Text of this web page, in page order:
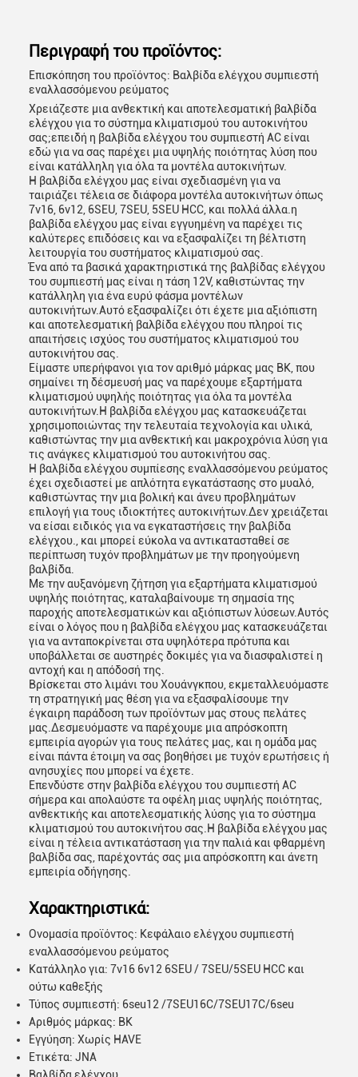
Περιγραφή του προϊόντος:
Επισκόπηση του προϊόντος: Βαλβίδα ελέγχου συμπιεστή
εναλλασσόμενου ρεύματος
Χρειάζεστε μια ανθεκτική και αποτελεσματική βαλβίδα
ελέγχου για το σύστημα κλιματισμού του αυτοκινήτου
σας;επειδή η βαλβίδα ελέγχου του συμπιεστή AC είναι
εδώ για να σας παρέχει μια υψηλής ποιότητας λύση που
είναι κατάλληλη για όλα τα μοντέλα αυτοκινήτων.
Η βαλβίδα ελέγχου μας είναι σχεδιασμένη για να
ταιριάζει τέλεια σε διάφορα μοντέλα αυτοκινήτων όπως
7v16, 6v12, 6SEU, 7SEU, 5SEU HCC, και πολλά άλλα.η
βαλβίδα ελέγχου μας είναι εγγυημένη να παρέχει τις
καλύτερες επιδόσεις και να εξασφαλίζει τη βέλτιστη
λειτουργία του συστήματος κλιματισμού σας.
Ένα από τα βασικά χαρακτηριστικά της βαλβίδας ελέγχου
του συμπιεστή μας είναι η τάση 12V, καθιστώντας την
κατάλληλη για ένα ευρύ φάσμα μοντέλων
αυτοκινήτων.Αυτό εξασφαλίζει ότι έχετε μια αξιόπιστη
και αποτελεσματική βαλβίδα ελέγχου που πληροί τις
απαιτήσεις ισχύος του συστήματος κλιματισμού του
αυτοκινήτου σας.
Είμαστε υπερήφανοι για τον αριθμό μάρκας μας BK, που
σημαίνει τη δέσμευσή μας να παρέχουμε εξαρτήματα
κλιματισμού υψηλής ποιότητας για όλα τα μοντέλα
αυτοκινήτων.Η βαλβίδα ελέγχου μας κατασκευάζεται
χρησιμοποιώντας την τελευταία τεχνολογία και υλικά,
καθιστώντας την μια ανθεκτική και μακροχρόνια λύση για
τις ανάγκες κλιματισμού του αυτοκινήτου σας.
Η βαλβίδα ελέγχου συμπίεσης εναλλασσόμενου ρεύματος
έχει σχεδιαστεί με απλότητα εγκατάστασης στο μυαλό,
καθιστώντας την μια βολική και άνευ προβλημάτων
επιλογή για τους ιδιοκτήτες αυτοκινήτων.Δεν χρειάζεται
να είσαι ειδικός για να εγκαταστήσεις την βαλβίδα
ελέγχου., και μπορεί εύκολα να αντικατασταθεί σε
περίπτωση τυχόν προβλημάτων με την προηγούμενη
βαλβίδα.
Με την αυξανόμενη ζήτηση για εξαρτήματα κλιματισμού
υψηλής ποιότητας, καταλαβαίνουμε τη σημασία της
παροχής αποτελεσματικών και αξιόπιστων λύσεων.Αυτός
είναι ο λόγος που η βαλβίδα ελέγχου μας κατασκευάζεται
για να ανταποκρίνεται στα υψηλότερα πρότυπα και
υποβάλλεται σε αυστηρές δοκιμές για να διασφαλιστεί η
αντοχή και η απόδοσή της.
Βρίσκεται στο λιμάνι του Χουάνγκπου, εκμεταλλευόμαστε
τη στρατηγική μας θέση για να εξασφαλίσουμε την
έγκαιρη παράδοση των προϊόντων μας στους πελάτες
μας.Δεσμευόμαστε να παρέχουμε μια απρόσκοπτη
εμπειρία αγορών για τους πελάτες μας, και η ομάδα μας
είναι πάντα έτοιμη να σας βοηθήσει με τυχόν ερωτήσεις ή
ανησυχίες που μπορεί να έχετε.
Επενδύστε στην βαλβίδα ελέγχου του συμπιεστή AC
σήμερα και απολαύστε τα οφέλη μιας υψηλής ποιότητας,
ανθεκτικής και αποτελεσματικής λύσης για το σύστημα
κλιματισμού του αυτοκινήτου σας.Η βαλβίδα ελέγχου μας
είναι η τέλεια αντικατάσταση για την παλιά και φθαρμένη
βαλβίδα σας, παρέχοντάς σας μια απρόσκοπτη και άνετη
εμπειρία οδήγησης.
Χαρακτηριστικά:
Ονομασία προϊόντος: Κεφάλαιο ελέγχου συμπιεστή
εναλλασσόμενου ρεύματος
Κατάλληλο για: 7v16 6v12 6SEU / 7SEU/5SEU HCC και
ούτω καθεξής
Τύπος συμπιεστή: 6seu12 /7SEU16C/7SEU17C/6seu
Αριθμός μάρκας: BK
Εγγύηση: Χωρίς HAVE
Ετικέτα: JNA